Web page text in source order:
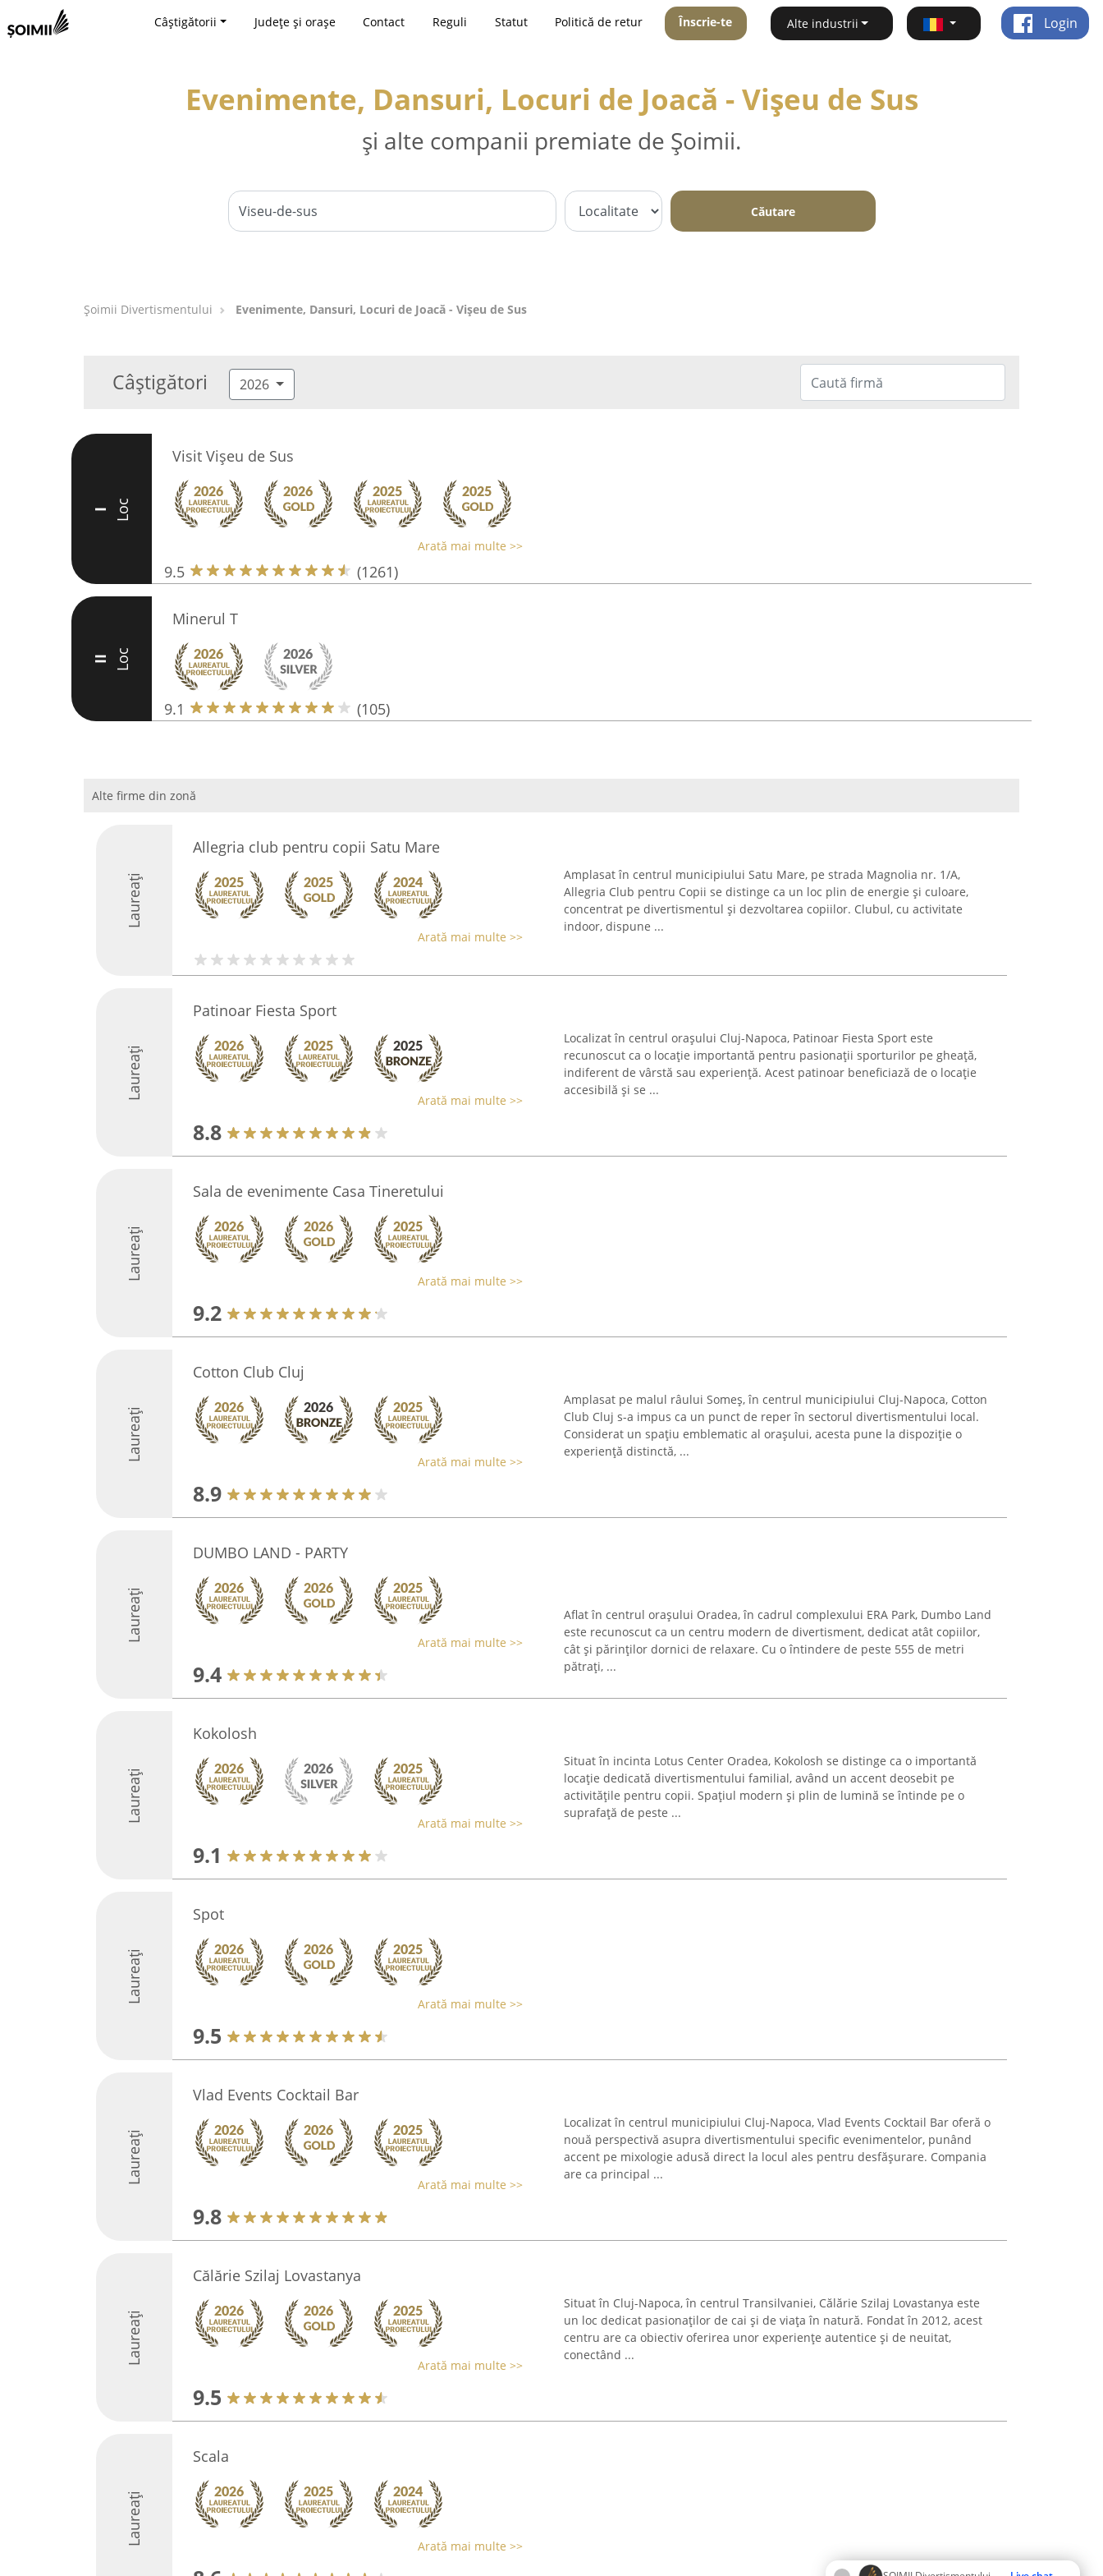
Câștigătorii Județe și orașe Contact Reguli Statut Politică de retur Înscrie-te Alte industrii Login
Evenimente, Dansuri, Locuri de Joacă - Vişeu de Sus
și alte companii premiate de Șoimii.
Căutare
Şoimii Divertismentului Evenimente, Dansuri, Locuri de Joacă - Vişeu de Sus
Câștigători 2026
I Loc
Visit Vișeu de Sus
Arată mai multe >>
9.5 (1261)
II Loc
Minerul T
9.1 (105)
Alte firme din zonă
Laureați
Allegria club pentru copii Satu Mare
Arată mai multe >>
Amplasat în centrul municipiului Satu Mare, pe strada Magnolia nr. 1/A,
Allegria Club pentru Copii se distinge ca un loc plin de energie și culoare,
concentrat pe divertismentul și dezvoltarea copiilor. Clubul, cu activitate
indoor, dispune ...
Laureați
Patinoar Fiesta Sport
Arată mai multe >>
8.8
Localizat în centrul orașului Cluj-Napoca, Patinoar Fiesta Sport este
recunoscut ca o locație importantă pentru pasionații sporturilor pe gheață,
indiferent de vârstă sau experiență. Acest patinoar beneficiază de o locație
accesibilă și se ...
Laureați
Sala de evenimente Casa Tineretului
Arată mai multe >>
9.2
Laureați
Cotton Club Cluj
Arată mai multe >>
8.9
Amplasat pe malul râului Someș, în centrul municipiului Cluj-Napoca, Cotton
Club Cluj s-a impus ca un punct de reper în sectorul divertismentului local.
Considerat un spațiu emblematic al orașului, acesta pune la dispoziție o
experiență distinctă, ...
Laureați
DUMBO LAND - PARTY
Arată mai multe >>
9.4
Aflat în centrul orașului Oradea, în cadrul complexului ERA Park, Dumbo Land
este recunoscut ca un centru modern de divertisment, dedicat atât copiilor,
cât și părinților dornici de relaxare. Cu o întindere de peste 555 de metri
pătrați, ...
Laureați
Kokolosh
Arată mai multe >>
9.1
Situat în incinta Lotus Center Oradea, Kokolosh se distinge ca o importantă
locație dedicată divertismentului familial, având un accent deosebit pe
activitățile pentru copii. Spațiul modern și plin de lumină se întinde pe o
suprafață de peste ...
Laureați
Spot
Arată mai multe >>
9.5
Laureați
Vlad Events Cocktail Bar
Arată mai multe >>
9.8
Localizat în centrul municipiului Cluj-Napoca, Vlad Events Cocktail Bar oferă o
nouă perspectivă asupra divertismentului specific evenimentelor, punând
accent pe mixologie adusă direct la locul ales pentru desfășurare. Compania
are ca principal ...
Laureați
Călărie Szilaj Lovastanya
Arată mai multe >>
9.5
Situat în Cluj-Napoca, în centrul Transilvaniei, Călărie Szilaj Lovastanya este
un loc dedicat pasionaților de cai și de viața în natură. Fondat în 2012, acest
centru are ca obiectiv oferirea unor experiențe autentice și de neuitat,
conectând ...
Laureați
Scala
Arată mai multe >>